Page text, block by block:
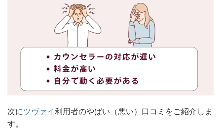
次にツヴァイ利用者のやばい（悪い）口コミをご紹介しま
す。